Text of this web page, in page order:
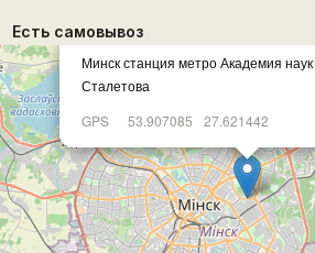
Есть самовывоз
Минск станция метро Академия
Сталетова
GPS
53.907085 27.621442